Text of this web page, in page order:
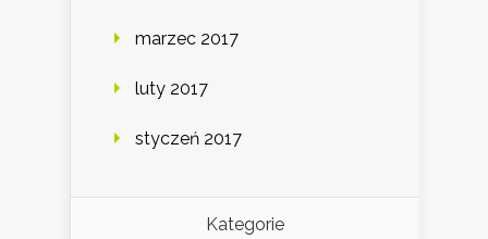
marzec 2017
luty 2017
styczeń 2017
Kategorie